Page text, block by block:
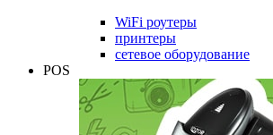
WiFi роутеры
принтеры
сетевое оборудование
POS